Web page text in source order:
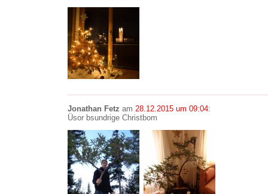
Jonathan Fetz am 28.12.2015 um 09:04:
Üsor bsundrige Christbom